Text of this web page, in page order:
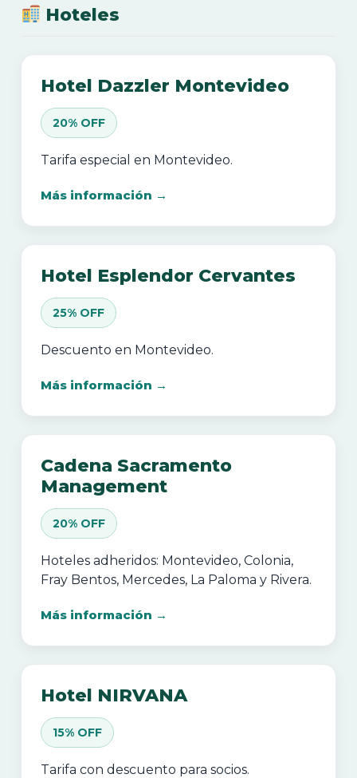
Hoteles
Hotel Dazzler Montevideo
20% OFF
Tarifa especial en Montevideo.
Más información →
Hotel Esplendor Cervantes
25% OFF
Descuento en Montevideo.
Más información →
Cadena Sacramento
Management
20% OFF
Hoteles adheridos: Montevideo, Colonia,
Fray Bentos, Mercedes, La Paloma y Rivera.
Más información →
Hotel NIRVANA
15% OFF
Tarifa con descuento para socios.